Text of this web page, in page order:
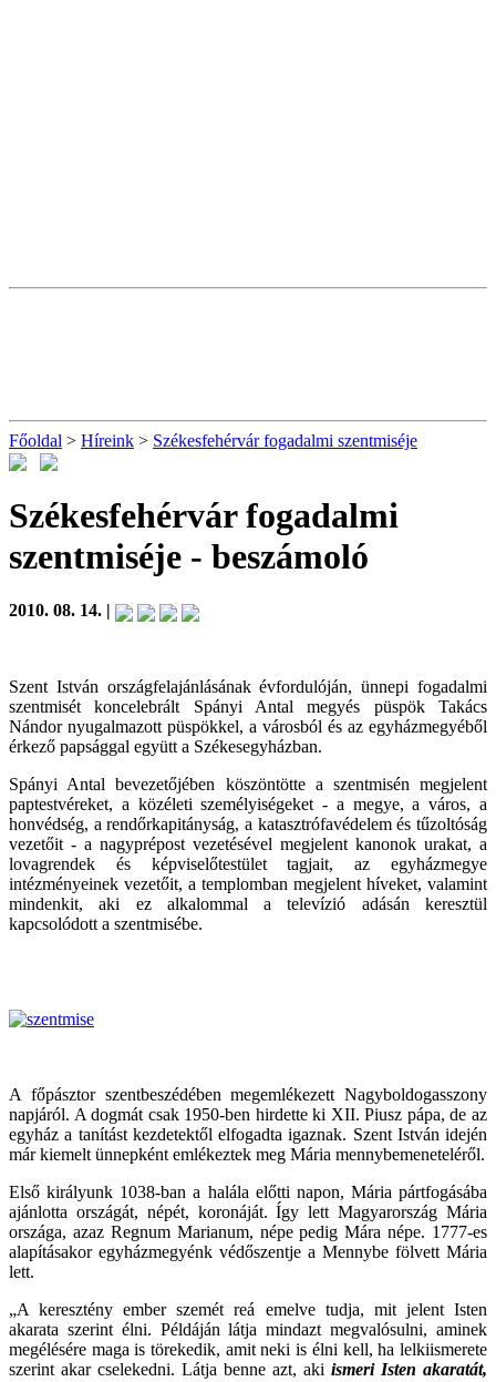
Főoldal > Híreink > Székesfehérvár fogadalmi szentmiséje
Székesfehérvár fogadalmi
szentmiséje - beszámoló
2010. 08. 14. |
Szent István országfelajánlásának évfordulóján, ünnepi fogadalmi
szentmisét koncelebrált Spányi Antal megyés püspök Takács
Nándor nyugalmazott püspökkel, a városból és az egyházmegyéből
érkező papsággal együtt a Székesegyházban.
Spányi Antal bevezetőjében köszöntötte a szentmisén megjelent
paptestvéreket, a közéleti személyiségeket - a megye, a város, a
honvédség, a rendőrkapitányság, a katasztrófavédelem és tűzoltóság
vezetőit - a nagyprépost vezetésével megjelent kanonok urakat, a
lovagrendek és képviselőtestület tagjait, az egyházmegye
intézményeinek vezetőit, a templomban megjelent híveket, valamint
mindenkit, aki ez alkalommal a televízió adásán keresztül
kapcsolódott a szentmisébe.
A főpásztor szentbeszédében megemlékezett Nagyboldogasszony
napjáról. A dogmát csak 1950-ben hirdette ki XII. Piusz pápa, de az
egyház a tanítást kezdetektől elfogadta igaznak. Szent István idején
már kiemelt ünnepként emlékeztek meg Mária mennybemeneteléről.
Első királyunk 1038-ban a halála előtti napon, Mária pártfogásába
ajánlotta országát, népét, koronáját. Így lett Magyarország Mária
országa, azaz Regnum Marianum, népe pedig Mára népe. 1777-es
alapításakor egyházmegyénk védőszentje a Mennybe fölvett Mária
lett.
„A keresztény ember szemét reá emelve tudja, mit jelent Isten
akarata szerint élni. Példáján látja mindazt megvalósulni, aminek
megélésére maga is törekedik, amit neki is élni kell, ha lelkiismerete
szerint akar cselekedni. Látja benne azt, aki ismeri Isten akaratát,